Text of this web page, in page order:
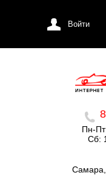
Войти
Пн-
Сб:
Самара,